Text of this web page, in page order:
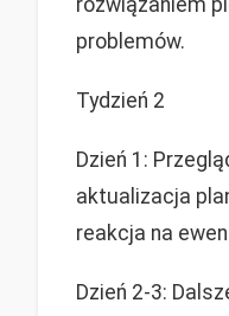
problemów.
Tydzień 2
Dzień 1:
aktualizacja
reakcja na
Dzień 2-3: